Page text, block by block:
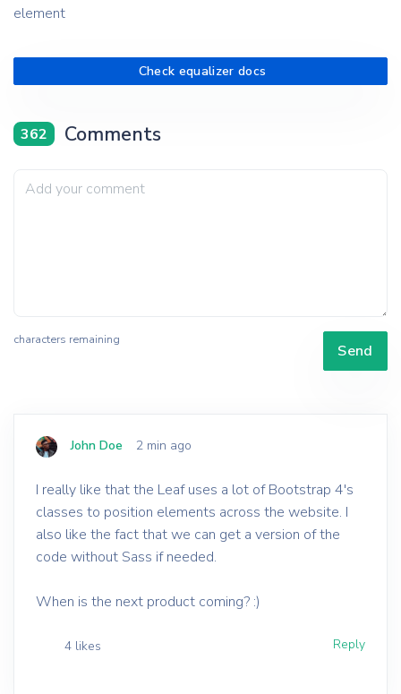
element
Check equalizer docs
362 Comments
characters remaining
Send
John Doe 2 min ago
I really like that the Leaf uses a lot of Bootstrap 4's
classes to position elements across the website. I
also like the fact that we can get a version of the
code without Sass if needed.
When is the next product coming? :)
4 likes Reply